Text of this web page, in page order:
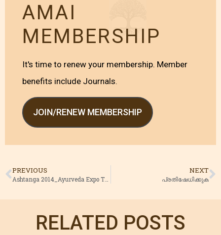
AMAI
MEMBERSHIP
It's time to renew your membership. Member
benefits include Journals.
JOIN/RENEW MEMBERSHIP
PREVIOUS
Ashtanga 2014_Ayurveda Expo Tvm
NEXT
പ്രതിഷേധിക്കുക
RELATED POSTS